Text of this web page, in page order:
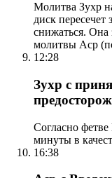
Молитва Зухр
диск
снижаться. Она
молитвы Аср
12:28
Зухр с
Согласно
минуты в
16:38